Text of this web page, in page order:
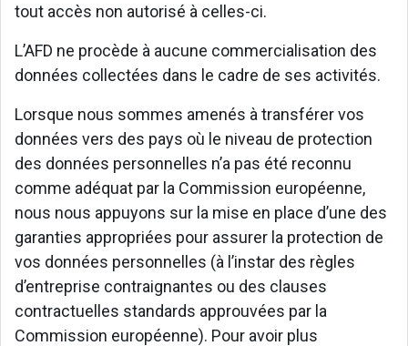
tout accès non autorisé à celles-ci.
L’AFD ne procède à aucune commercialisation des
données collectées dans le cadre de ses activités.
Lorsque nous sommes amenés à transférer vos
données vers des pays où le niveau de protection
des données personnelles n’a pas été reconnu
comme adéquat par la Commission européenne,
nous nous appuyons sur la mise en place d’une des
garanties appropriées pour assurer la protection de
vos données personnelles (à l’instar des règles
d’entreprise contraignantes ou des clauses
contractuelles standards approuvées par la
Commission européenne). Pour avoir plus